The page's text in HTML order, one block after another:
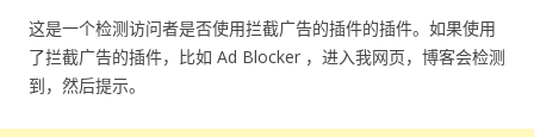
这是一个检测访问者是否使用拦截广告的插件的插件。如果使用
了拦截广告的插件，比如 Ad Blocker ，进入我网页，博客会检测
到，然后提示。